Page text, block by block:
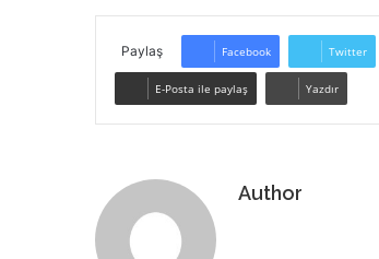
Paylaş Facebook Twitter
E-Posta ile paylaş Yazdır
Author